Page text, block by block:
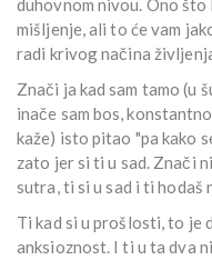
duhovnom nivou. Ono što
mišljenje, ali to će vam
radi krivog načina
Znači ja kad sam tamo (u
inače sam bos,
kaže) isto pitao "pa kako
zato jer si ti u sad. Znači
sutra, ti si u sad i ti hodaš
Ti kad si u prošlosti, to je
anksioznost. I ti u ta dva